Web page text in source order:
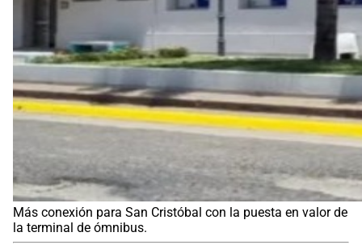
Más conexión para San Cristóbal con la puesta en valor de
la terminal de ómnibus.